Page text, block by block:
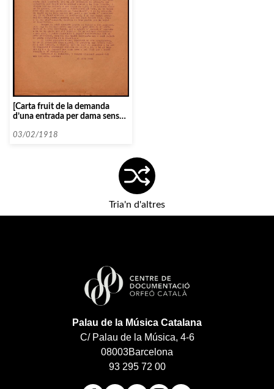
[Carta fruit de la demanda
d’una entrada per dama sense
d’atribuïr el cost d’aquesta]
03/02/1918
Tria'n d'altres
Palau de la Música Catalana
C/ Palau de la Música, 4-6
08003Barcelona
93 295 72 00